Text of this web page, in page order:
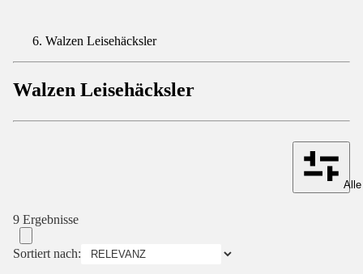
Walzen Leisehäcksler
Walzen Leisehäcksler
9 Ergebnisse
Sortiert nach: